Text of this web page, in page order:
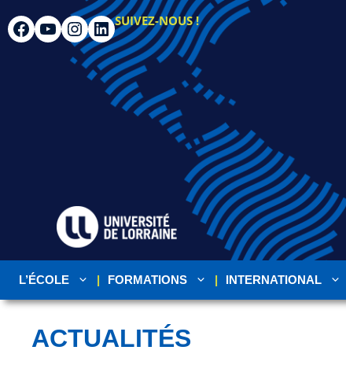
SUIVEZ-NOUS !
L’ÉCOLE FORMATIONS INTERNATIONAL
ACTUALITÉS